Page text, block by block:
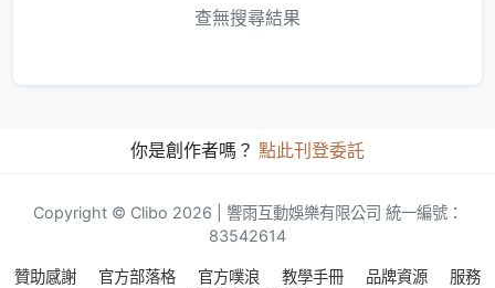
查無搜尋結果
你是創作者嗎？ 點此刊登委託
Copyright © Clibo 2026 | 響雨互動娛樂有限公司 統一編號：
83542614
贊助感謝 官方部落格 官方噗浪 教學手冊 品牌資源
服務